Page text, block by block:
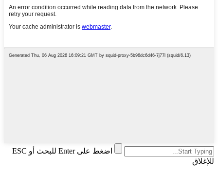
اضغط على Enter للبحث أو ESC
للإغلاق